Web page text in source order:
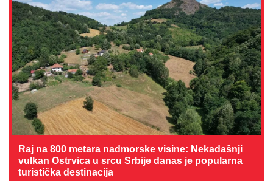
Raj na 800 metara nadmorske visine: Nekadašnji
vulkan Ostrvica u srcu Srbije danas je popularna
turistička destinacija